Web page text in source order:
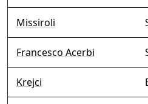
Missiroli
Francesco Acerbi
Krejci